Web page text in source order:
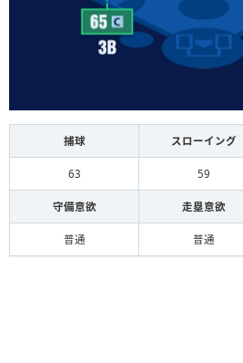
捕球 スローイング
63 59
守備意欲 走塁意欲
普通 普通